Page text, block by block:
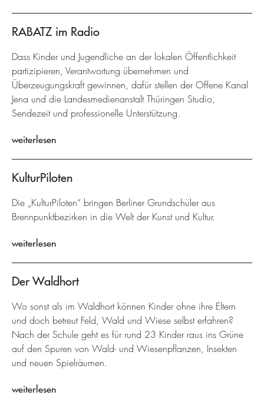
RABATZ im Radio
Dass Kinder und Jugendliche an der lokalen Öffentlichkeit
partizipieren, Verantwortung übernehmen und
Überzeugungskraft gewinnen, dafür stellen der Offene Kanal
Jena und die Landesmedienanstalt Thüringen Studio,
Sendezeit und professionelle Unterstützung.
weiterlesen
KulturPiloten
Die „KulturPiloten“ bringen Berliner Grundschüler aus
Brennpunktbezirken in die Welt der Kunst und Kultur.
weiterlesen
Der Waldhort
Wo sonst als im Waldhort können Kinder ohne ihre Eltern
und doch betreut Feld, Wald und Wiese selbst erfahren?
Nach der Schule geht es für rund 23 Kinder raus ins Grüne
auf den Spuren von Wald- und Wiesenpflanzen, Insekten
und neuen Spielräumen.
weiterlesen